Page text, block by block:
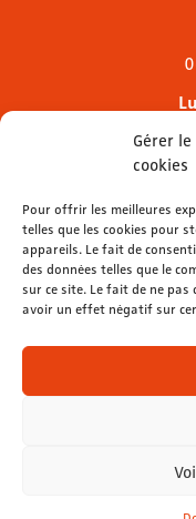
Gérer
cookies
Pour offrir les meilleures
telles que les cookies pour
appareils. Le fait de
des données telles que le
sur ce site. Le fait de ne
avoir un effet négatif sur
Mardi &